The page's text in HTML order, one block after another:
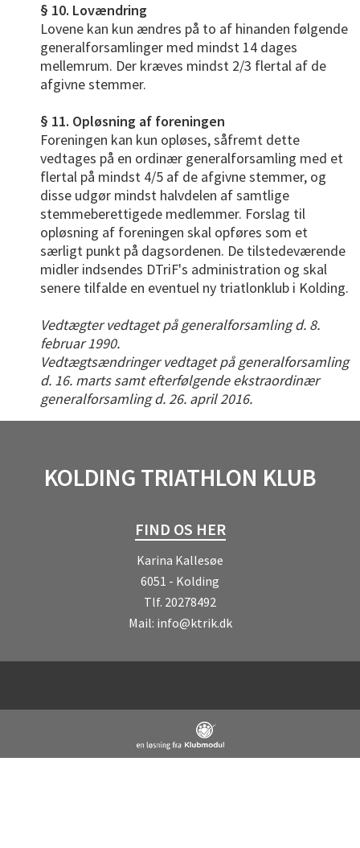
§ 10. Lovændring
Lovene kan kun ændres på to af hinanden følgende
generalforsamlinger med mindst 14 dages
mellemrum. Der kræves mindst 2/3 flertal af de
afgivne stemmer.
§ 11. Opløsning af foreningen
Foreningen kan kun opløses, såfremt dette
vedtages på en ordinær generalforsamling med et
flertal på mindst 4/5 af de afgivne stemmer, og
disse udgør mindst halvdelen af samtlige
stemmeberettigede medlemmer. Forslag til
opløsning af foreningen skal opføres som et
særligt punkt på dagsordenen. De tilstedeværende
midler indsendes DTriF's administration og skal
senere tilfalde en eventuel ny triatlonklub i Kolding.
Vedtægter vedtaget på generalforsamling d. 8.
februar 1990.
Vedtægtsændringer vedtaget på generalforsamling
d. 16. marts samt efterfølgende ekstraordinær
generalforsamling d. 26. april 2016.
KOLDING TRIATHLON KLUB
FIND OS HER
Karina Kallesøe
6051 - Kolding
Tlf. 20278492
Mail: info@ktrik.dk